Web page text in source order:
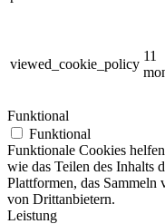
viewed_cookie_policy
11
Funktional
Funktional
Funktionale Cookies
wie das Teilen des Inhalts
Plattformen, das Sammeln
von Drittanbietern.
Leistung